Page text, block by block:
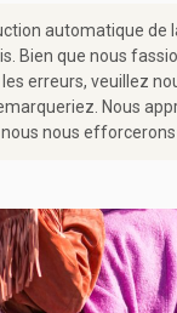
automatique de
Bien que nous
erreurs, veuillez
Nous
nous efforcerons